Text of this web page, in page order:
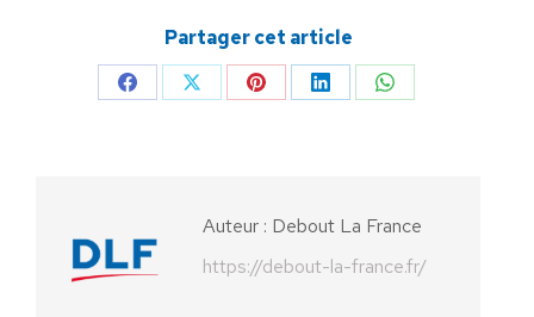
Partager cet article
PartagerPartagerPartagerPartagerPartager
Auteur : Debout La France
https://debout-la-france.fr/